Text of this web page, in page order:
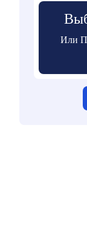
Или